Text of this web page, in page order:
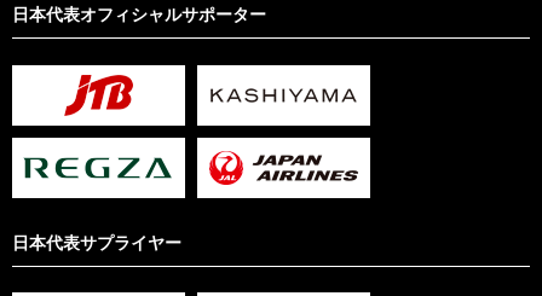
日本代表オフィシャルサポーター
日本代表サプライヤー